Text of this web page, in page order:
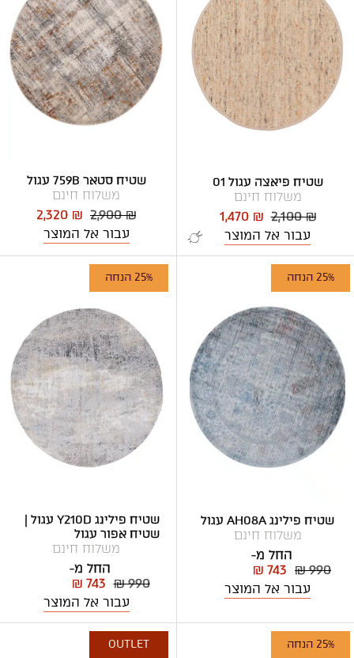
שטיח פיאצה עגול 01
משלוח חינם
2,100 ₪
1,470 ₪
עבור אל המוצר
שטיח סטאר 759B עגול
משלוח חינם
2,900 ₪
2,320 ₪
עבור אל המוצר
25% הנחה
שטיח פילינג AH08A עגול
משלוח חינם
החל מ-
₪ 990
₪ 743
עבור אל המוצר
25% הנחה
שטיח פילינג Y210D עגול |
שטיח אפור עגול
משלוח חינם
החל מ-
₪ 990
₪ 743
עבור אל המוצר
25% הנחה OUTLET